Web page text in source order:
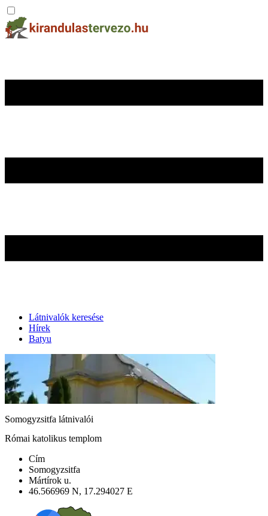
Látnivalók keresése
Hírek
Batyu
Somogyzsitfa látnivalói
Római katolikus templom
Cím
Somogyzsitfa
Mártírok u.
46.566969 N, 17.294027 E